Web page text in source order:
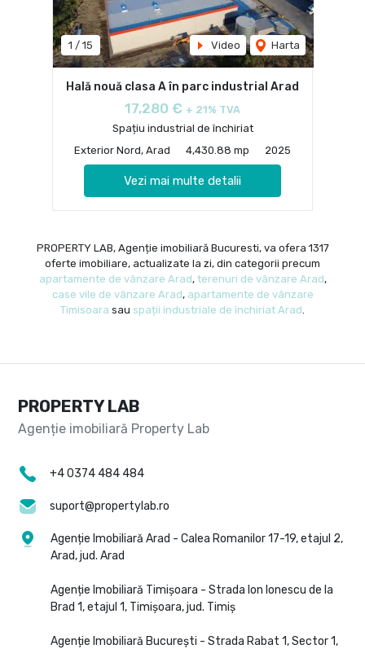
1 / 15 Video Harta
Hală nouă clasa A în parc industrial Arad
17,280 € + 21% TVA
Spațiu industrial de închiriat
Exterior Nord, Arad
4,430.88 mp 2025
Vezi mai multe detalii
PROPERTY LAB, Agenție imobiliară Bucuresti, va ofera 1317
oferte imobiliare, actualizate la zi, din categorii precum
apartamente de vânzare Arad, terenuri de vânzare Arad,
case vile de vânzare Arad, apartamente de vânzare
Timisoara sau spații industriale de închiriat Arad
PROPERTY LAB
+4 0374 484 484
suport@propertylab.ro
Agenție Imobiliară Arad - Calea Romanilor 17-19, etajul 2,
Arad, jud. Arad
Agenție Imobiliară Timișoara - Strada Ion Ionescu de la
Brad 1, etajul 1, Timișoara, jud. Timiș
Agenție Imobiliară București - Strada Rabat 1, Sector 1,